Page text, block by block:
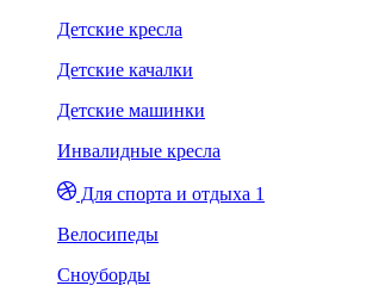
Детские кресла
Детские качалки
Детские машинки
Инвалидные кресла
Для спорта и отдыха 1
Велосипеды
Сноуборды